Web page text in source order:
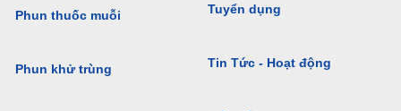
Phun thuốc muỗi
Phun khử trùng
Tuyển dụng
Tin Tức - Hoạt động